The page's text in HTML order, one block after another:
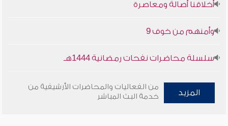
وأمنهم من خوف 9
المزيد
من الفعاليات والمحاضرات الأرشيفية من
خدمة البث المباشر